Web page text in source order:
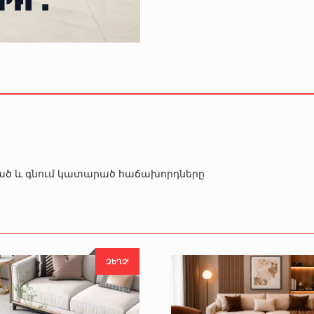
և գնում կատարած հաճախորդները
ԶԵՂՉ!